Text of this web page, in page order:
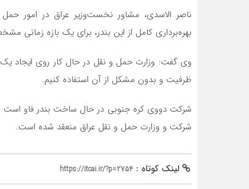
ناصر الاسدی، مشاور نخست‌وزیر عراق در امور
بهره‌برداری کامل از این بندر، برای یک بازه زمانی
وی گفت: وزارت حمل و نقل در حال کار روی ایجاد یک
ظرفیت و بدون مشکل از آن استفاده کنیم.
شرکت و وزارت حمل و نقل عراق منعقد شده است.
لینک کوتاه : https://itcai.ir/?p=2754